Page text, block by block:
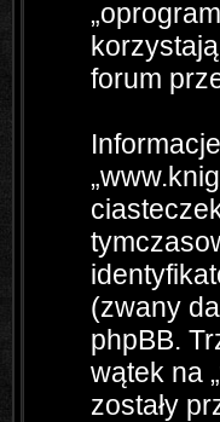
forum
(zwany
phpBB.
wątek na
zostały